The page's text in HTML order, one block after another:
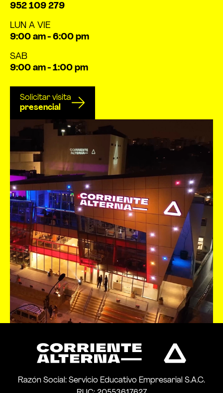
952 109 279
LUN A VIE
9:00 am - 6:00 pm
SAB
9:00 am - 1:00 pm
Solicitar visita
presencial
Razón Social: Servicio Educativo Empresarial S.A.C.